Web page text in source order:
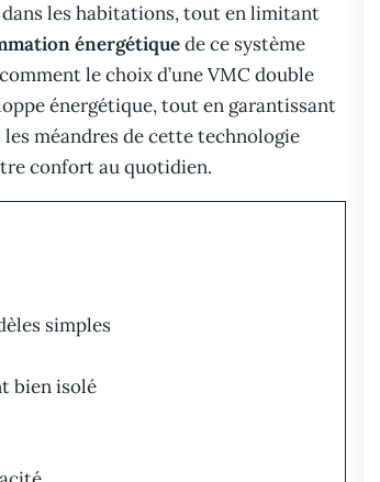
les habitations, tout en limitant
énergétiquede ce système
le choix d’une VMC double
énergétique, tout en garantissant
méandres de cette technologie
confort au quotidien.
simples
bien isolé